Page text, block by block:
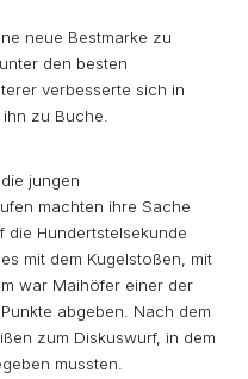
neue Bestmarke zu
den besten
verbesserte sich in
zu Buche.
jungen
machten ihre Sache
Hundertstelsekunde
mit dem Kugelstoßen, mit
war Maihöfer einer der
abgeben. Nach dem
zum Diskuswurf, in dem
mussten.